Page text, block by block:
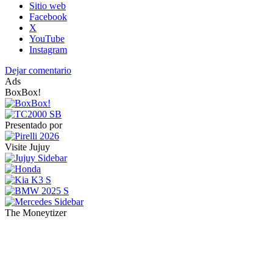
Sitio web
Facebook
X
YouTube
Instagram
Dejar comentario
Ads
BoxBox!
Presentado por
Visite Jujuy
The Moneytizer